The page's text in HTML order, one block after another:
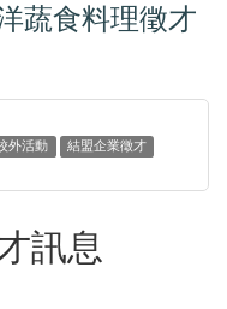
蔬食料理徵才
外活動
結盟企業徵才
訊息